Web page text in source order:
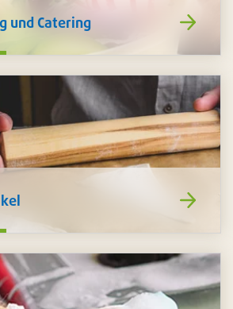
https://
de/food-
catering/
und Catering
https://
de/